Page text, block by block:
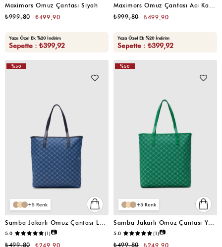
Maximors Omuz Çantası Siyah
₺499,90
₺999,80
Yaza Özel Ek %20 İndirim
Sepette : ₺399,92
Maximors Omuz Çantası Acı Kahve
₺499,90
₺999,80
Yaza Özel Ek %20 İndirim
Sepette : ₺399,92
5
5.0 (1)📷
₺249,90
₺499,80
%50
5
Samba Jakarlı Omuz Çantası Yeşil
5.0 (1)📷
₺249,90
₺499,80
%50